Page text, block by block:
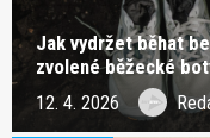
Jak vydržet běhat
zvolené běžecké
12. 4. 2026